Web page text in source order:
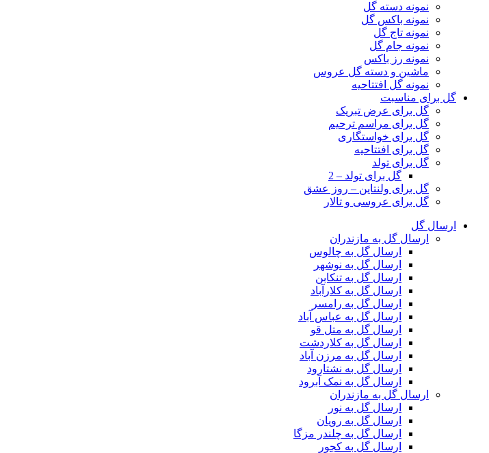
نمونه دسته گل
نمونه باکس گل
نمونه تاج گل
نمونه جام گل
نمونه رز باکس
ماشین و دسته گل عروس
نمونه گل افتتاحیه
گل برای مناسبت
گل برای عرض تبریک
گل برای مراسم ترحیم
گل برای خواستگاری
گل برای افتتاحیه
گل برای تولد
گل برای تولد – 2
گل برای ولنتاین – روز عشق
گل برای عروسی و تالار
ارسال گل
ارسال گل به مازندران
ارسال گل به چالوس
ارسال گل به نوشهر
ارسال گل به تنکابن
ارسال گل به کلارآباد
ارسال گل به رامسر
ارسال گل به عباس آباد
ارسال گل به متل قو
ارسال گل به کلاردشت
ارسال گل به مرزن آباد
ارسال گل به نشتارود
ارسال گل به نمک آبرود
ارسال گل به مازندران
ارسال گل به نور
ارسال گل به رویان
ارسال گل به چلندر مزگا
ارسال گل به کجور